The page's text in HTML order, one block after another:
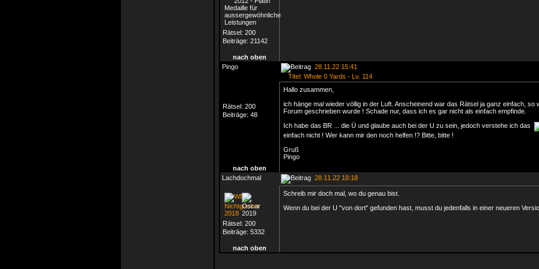
Rätsel: 200
Beiträge: 21142
nach oben
Pingo
28.11.22 15:41
Titel: Whole 0 Yards - Lv. 114
Rätsel: 200
Beiträge: 48
Hallo zusammen,
ich hänge mal wieder völlig in der Luft. Anscheinend war das Rätsel ja ganz einfach, so
Forum geschrieben wurde ! Schade nur, dass ich es gar nicht als einfach empfinde.
Ich habe das BR ... die Ü und glaube auch bei der U zu sein, jedoch verstehe ich das
einfach nicht ! Wer kann mir den noch helfen !? Bitte, bitte !
Gruß
Pingo
nach oben
Lachdochmal
28.11.22 18:18
Rätsel: 200
Beiträge: 5332
Schreib mir doch mal, wo du genau bist.
Wenn du bei der U "von dort" gefunden hast, musst du jedenfalls in einer neueren
nach oben